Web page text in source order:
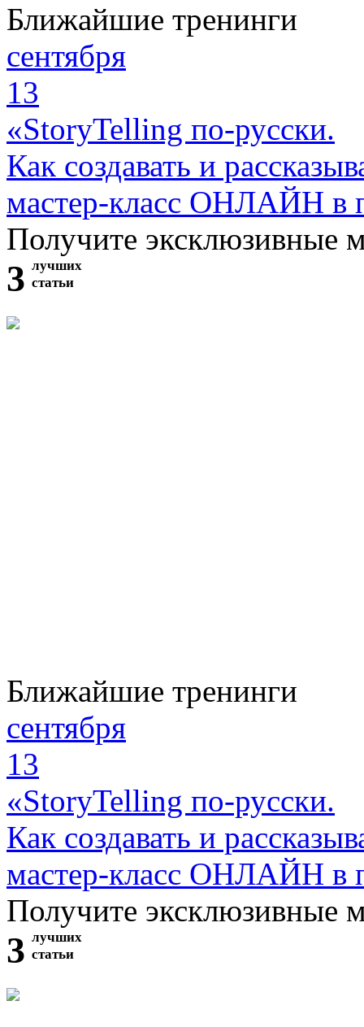
Ближайшие тренинги
сентября
13
«StoryTelling по-русски.
Как создавать и
мастер-класс ОНЛАЙН в
Получите эксклюзивные
3 лучших
статьи
Ближайшие тренинги
сентября
13
«StoryTelling по-русски.
Как создавать и
мастер-класс ОНЛАЙН в
Получите эксклюзивные
3 лучших
статьи